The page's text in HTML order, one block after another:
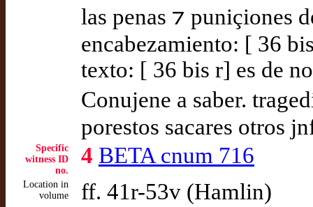
las penas ⁊ puniçiones
encabezamiento: [ 36
texto: [ 36 bis r] es de
Conujene a saber.
porestos sacares otros
Specific
witness ID
no.
4 BETA cnum 716
Location in
volume
ff. 41r-53v (Hamlin)